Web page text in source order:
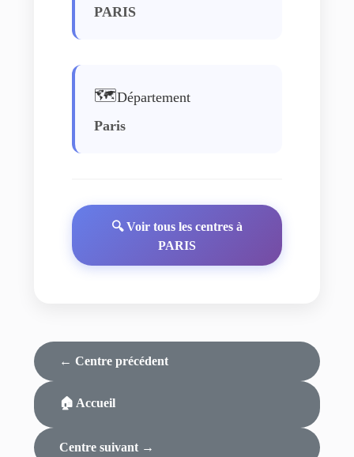
PARIS
🗺️Département
Paris
🔍 Voir tous les centres à
PARIS
← Centre précédent
🏠 Accueil
Centre suivant →